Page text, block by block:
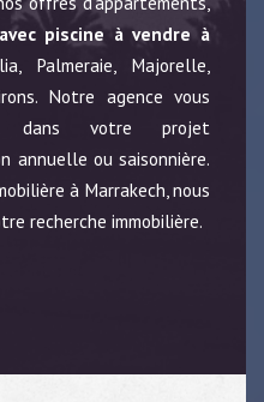
piscine à vendre à
Palmeraie, Majorelle,
Notre agence vous
dans votre projet
annuelle ou saisonnière.
à Marrakech, nous
recherche immobilière.